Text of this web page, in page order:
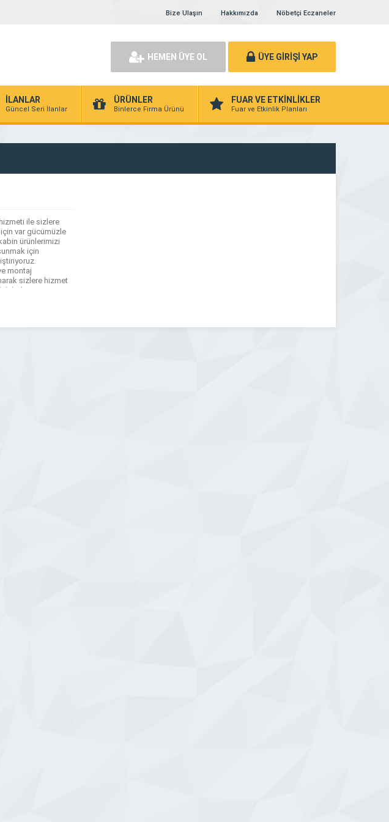
Bize Ulaşın Hakkımızda Nöbetçi Eczaneler
HEMEN ÜYE OL ÜYE GİRİŞİ YAP
İLANLAR
Güncel Seri İlanlar
ÜRÜNLER
Binlerce Firma Ürünü
FUAR VE ETKİNLİKLER
Fuar ve Etkinlik Planları
ile sizlere
var gücümüzle
ürünlerimizi
için
montaj
sizlere hizmet
duyarız.